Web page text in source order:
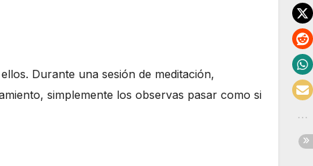
Durante una sesión de meditación,
simplemente los observas pasar como si